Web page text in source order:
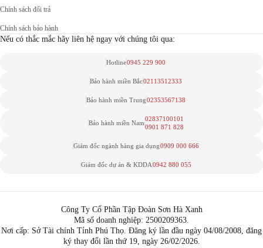
Chính sách đổi trả
Chính sách bảo hành
Nếu có thắc mắc hãy liên hệ ngay với chúng tôi qua:
Hotline0945 229 900
Bảo hành miền Bắc02113512333
Bảo hành miền Trung02353567138
Bảo hành miền Nam
02837100101
0901 871 828
Giám đốc ngành hàng gia dụng0909 000 666
Giám đốc dự án & KDDA0942 880 055
Công Ty Cổ Phần Tập Đoàn Sơn Hà Xanh
Mã số doanh nghiệp: 2500209363.
Nơi cấp: Sở Tài chính Tỉnh Phú Thọ. Đăng ký lần đầu ngày 04/08/2008, đăng
ký thay đổi lần thứ 19, ngày 26/02/2026.